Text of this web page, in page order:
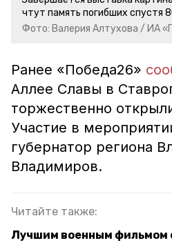
чтут память погибших спустя
Фото: Валерия Алтухова / ИА
Ранее «Победа26»
Аллее Славы в
торжественно
Участие в
губернатор региона
Владимиров.
Читайте также:
Лучшим военным фильмом